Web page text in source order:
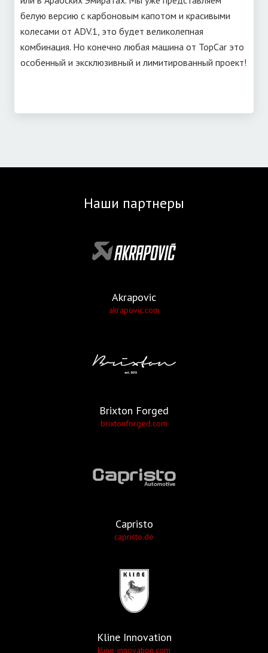
белую версию с карбоновым капотом и красивыми
колесами от ADV.1, это будет великолепная
комбинация. Но конечно любая машина от TopCar это
особенный и эксклюзивный и лимитированный проект!
Наши партнеры
Akrapovic
akrapovic.com
Brixton Forged
brixtonforged.com
Capristo
capristo.de
Kline Innovation
kline-innovation.com